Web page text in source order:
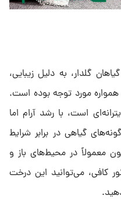
گلدار، به دلیل زیبایی،
مورد توجه بوده است.
است، با رشد آرام اما
گیاهی در برابر شرایط
معمولاً در محیط‌های باز و
کافی، می‌توانید این درخت